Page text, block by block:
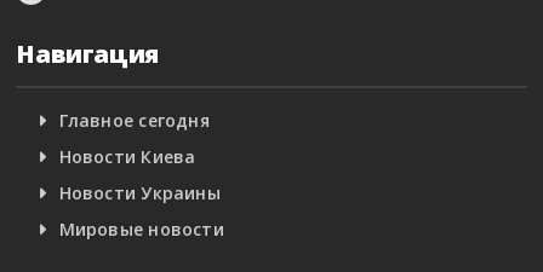
Навигация
Главное сегодня
Новости Киева
Новости Украины
Мировые новости